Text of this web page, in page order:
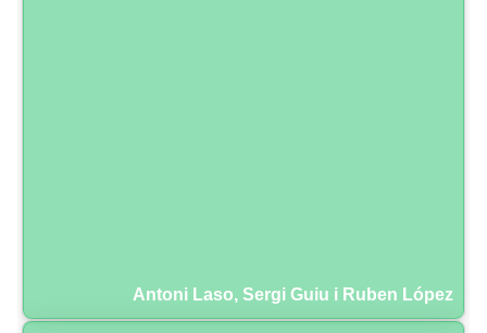
Antoni Laso, Sergi Guiu i Ruben López